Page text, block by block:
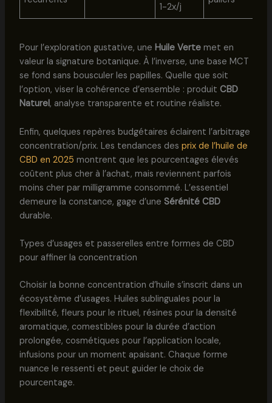
1-2x/j
Pour l’exploration gustative, une Huile Vertemet en
valeur la signature botanique. À l’inverse, une base MCT
se fond sans bousculer les papilles. Quelle que soit
l’option, viser la cohérence d’ensemble : produit CBD
Naturel, analyse transparente et routine réaliste.
Enfin, quelques repères budgétaires éclairent l’arbitrage
concentration/prix. Les tendances des prix de l’huile de
CBD en 2025 montrent que les pourcentages élevés
coûtent plus cher à l’achat, mais reviennent parfois
moins cher par milligramme consommé. L’essentiel
demeure la constance, gage d’une Sérénité CBD
durable.
Types d’usages et passerelles entre formes de CBD
pour affiner la concentration
Choisir la bonne concentration d’huile s’inscrit dans un
écosystème d’usages. Huiles sublinguales pour la
flexibilité, fleurs pour le rituel, résines pour la densité
aromatique, comestibles pour la durée d’action
prolongée, cosmétiques pour l’application locale,
infusions pour un moment apaisant. Chaque forme
nuance le ressenti et peut guider le choix de
pourcentage.